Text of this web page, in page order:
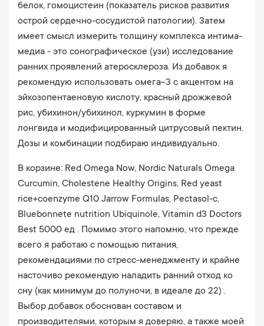
белок, гомоцистеин (показатель рисков развития
острой сердечно-сосудистой патологии). Затем
имеет смысл измерить толщину комплекса интима-
медиа - это сонографическое (узи) исследование
ранних проявлений атеросклероза. Из добавок я
рекомендую использовать омега-3 с акцентом на
эйкозопентаеновую кислоту, красный дрожжевой
рис, убихинон/убихинол, куркумин в форме
лонгвида и модифицированный цитрусовый пектин.
Дозы и комбинации подбираю индивидуально.
В корзине: Red Omega Now, Nordic Naturals Omega
Сurcumin, Cholestene Healthy Origins, Red yeast
rice+coenzyme Q10 Jarrow Formulas, Pectasol-c,
Bluebonnete nutrition Ubiquinole, Vitamin d3 Doctors
Best 5000 ед . Помимо этого напомню, что прежде
всего я работаю с помощью питания,
рекомендациями по стресс-менеджменту и крайне
насточиво рекомендую наладить ранний отход ко
сну (как минимум до полуночи, в идеале до 22) .
Выбор добавок обоснован составом и
производителями, которым я доверяю, а также моей